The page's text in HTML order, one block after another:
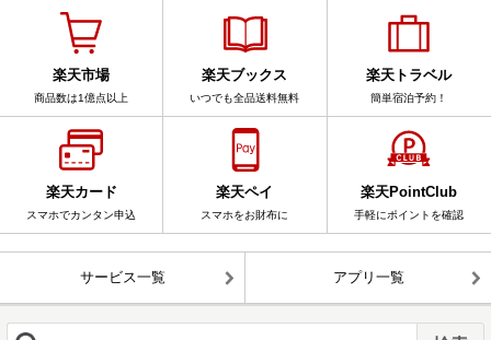
楽天市場
商品数は1億点以上
楽天ブックス
いつでも全品送料無料
楽天トラベル
簡単宿泊予約！
楽天カード
スマホでカンタン申込
楽天ペイ
スマホをお財布に
楽天PointClub
手軽にポイントを確認
サービス一覧 アプリ一覧